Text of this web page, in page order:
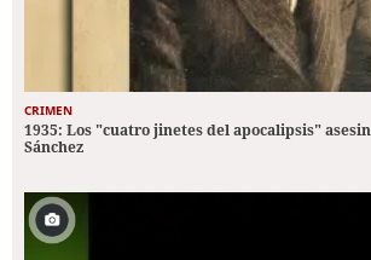
CRIMEN
1935: Los "cuatro jinetes del apocalipsis"
Sánchez